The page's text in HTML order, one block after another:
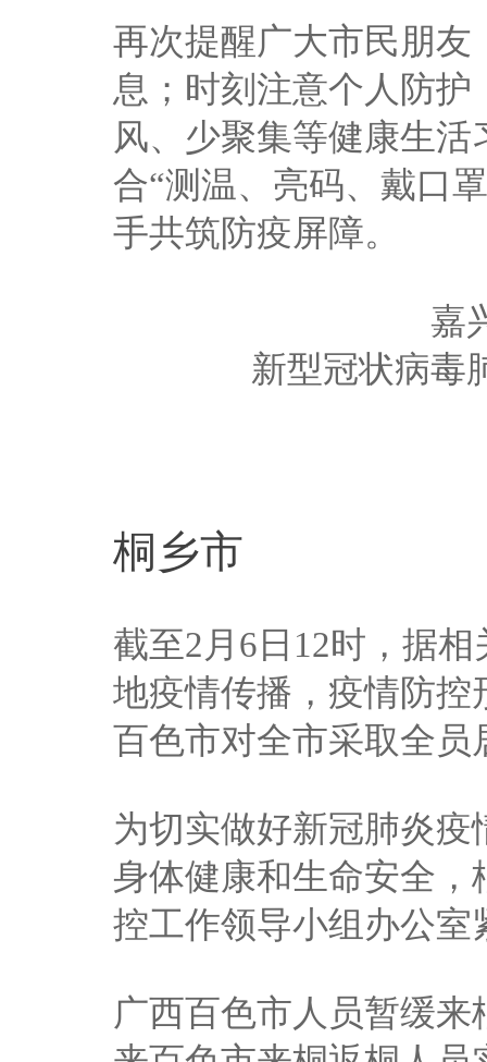
再次提醒广大市民朋
息；时刻注意个人防
风、少聚集等健康生
合“测温、亮码、戴口
手共筑防疫屏障。
嘉
新型冠状病毒
桐乡市
截至2月6日12时，据
地疫情传播，疫情防控
百色市对全市采取全员
为切实做好新冠肺炎
身体健康和生命安全
控工作领导小组办公室
广西百色市人员暂缓